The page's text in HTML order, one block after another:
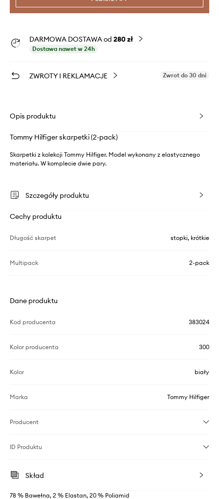
DARMOWA DOSTAWA od 280 zł
Dostawa nawet w 24h
ZWROTY I REKLAMACJE Zwrot do 30 dni
Opis produktu
Tommy Hilfiger skarpetki (2-pack)
Skarpetki z kolekcji Tommy Hilfiger. Model wykonany z elastycznego
materiału. W komplecie dwie pary.
Szczegóły produktu
Cechy produktu
Długość skarpet stopki, krótkie
Multipack 2-pack
Dane produktu
Kod producenta 383024
Kolor producenta 300
Kolor biały
Marka Tommy Hilfiger
Producent
ID Produktu
Skład
78 % Bawełna, 2 % Elastan, 20 % Poliamid